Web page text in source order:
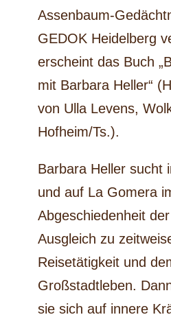
Assenbaum-
GEDOK Heidelberg
erscheint das Buch
mit Barbara Heller“
von Ulla Levens,
Hofheim/Ts.).
Barbara Heller sucht
und auf La Gomera
Abgeschiedenheit
Ausgleich zu
Reisetätigkeit und
Großstadtleben.
sie sich auf innere